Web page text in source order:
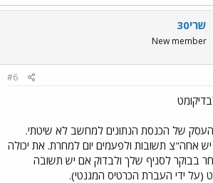
שרי30
New member
#6
של הכנסת הנתונים למחשב לא שיטתי.
אחה"צ תשובות ולפעמים יום למחרת. את יכולה
בבוקר לסניף שלך ולבדוק אם יש תשובה
(על ידי העברת הכרטיס המגנטי).